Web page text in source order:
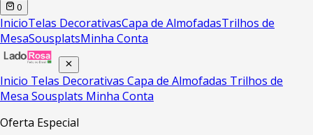
0
InicioTelas DecorativasCapa de AlmofadasTrilhos de
MesaSousplatsMinha Conta
Inicio Telas Decorativas Capa de Almofadas Trilhos de
Mesa Sousplats Minha Conta
Oferta Especial